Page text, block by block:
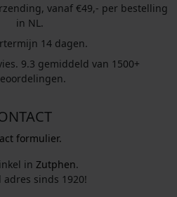
vanaf €49,- per bestelling
in NL.
14 dagen.
9.3 gemiddeld van 1500+
formulier.
in Zutphen.
sinds 1920!